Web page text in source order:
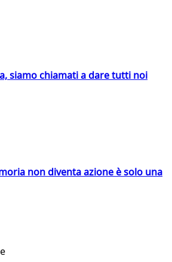
siamo chiamati a dare tutti noi
non diventa azione è solo una